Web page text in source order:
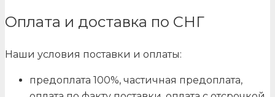
Оплата и доставка по СНГ
Наши условия поставки и оплаты:
предоплата 100%, частичная предоплата,